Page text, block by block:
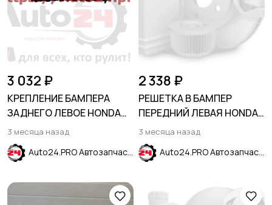
3 032 ₽
КРЕПЛЕНИЕ БАМПЕРА
ЗАДНЕГО ЛЕВОЕ HONDA
CIVIC XI 2021-2024
3 месяца назад
Auto24.PRO Автозапчасти
2 338 ₽
РЕШЕТКА В БАМПЕР
ПЕРЕДНИЙ ЛЕВАЯ HONDA
CR-V 2023-
3 месяца назад
Auto24.PRO Автозапчасти